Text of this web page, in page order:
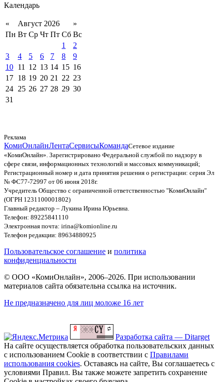
Календарь
« Август 2026
»
Пн Вт Ср Чт Пт Сб Вс
1
2
3
4 5 6 7 8
9
10 11 12 13 14 15 16
17 18 19 20 21 22 23
24 25 26 27 28 29 30
31
Реклама
КомиОнлайнЛентаСервисыКомандаСетевое издание
«КомиОнлайн». Зарегистрировано Федеральной службой по надзору в
сфере связи, информационных технологий и массовых коммуникаций;
Регистрационный номер и дата принятия решения о регистрации: серия Эл
№ ФС77-72997 от 06 июня 2018г.
Учредитель Общество с ограниченной ответственностью "КомиОнлайн"
(ОГРН 1231100001802)
Главный редактор – Лукина Ирина Юрьевна.
Телефон: 89225841110
Электронная почта: irina@komionline.ru
Телефон редакции: 89634880925
Пользовательское соглашение и политика
конфиденциальности
© ООО «КомиОнлайн», 2006–2026. При использовании
материалов сайта обязательна ссылка на источник.
Не предназначено для лиц моложе 16 лет
Разработка сайта — Ditarget
На сайте осуществляется обработка пользовательских данных
с использованием Cookie в соответствии с Правилами
использования cookies. Оставаясь на сайте, Вы соглашаетесь с
условиями Правил. Вы также можете запретить сохранение